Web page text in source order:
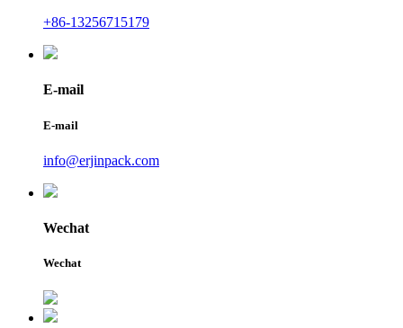
+86-13256715179
E-mail
E-mail
info@erjinpack.com
Wechat
Wechat